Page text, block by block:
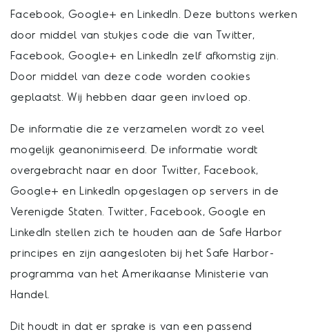
Facebook, Google+ en LinkedIn. Deze buttons werken
door middel van stukjes code die van Twitter,
Facebook, Google+ en LinkedIn zelf afkomstig zijn.
Door middel van deze code worden cookies
geplaatst. Wij hebben daar geen invloed op.
De informatie die ze verzamelen wordt zo veel
mogelijk geanonimiseerd. De informatie wordt
overgebracht naar en door Twitter, Facebook,
Google+ en LinkedIn opgeslagen op servers in de
Verenigde Staten. Twitter, Facebook, Google en
LinkedIn stellen zich te houden aan de Safe Harbor
principes en zijn aangesloten bij het Safe Harbor-
programma van het Amerikaanse Ministerie van
Handel.
Dit houdt in dat er sprake is van een passend